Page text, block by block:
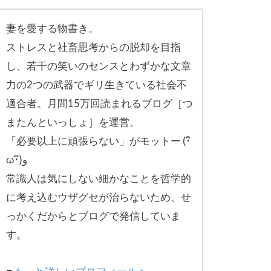
妻を愛する物書き。
ストレスと社畜思考からの脱却を目指
し、 若干の笑いのセンスとわずかな文章
力の2つの武器でギリ生きている社会不
適合者。月間15万回読まれるブログ［つ
またんといっしょ］を運営。
「必要以上に頑張らない」がモットー (･ิ
ω･ิ)و
常識人は気にしない細かなことを哲学的
に考え込むウザグセが治らないため、せ
っかくだからとブログで発信していま
す。